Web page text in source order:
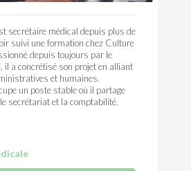
secrétaire médical depuis plus de
suivi une formation chez Culture
depuis toujours par le
il a concrétisé son projet en alliant
et humaines.
un poste stable où il partage
secrétariat et la comptabilité.